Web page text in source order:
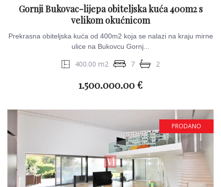
Gornji Bukovac-lijepa obiteljska kuća 400m2 s
velikom okućnicom
Prekrasna obiteljska kuća od 400m2 koja se nalazi na kraju mirne
ulice na Bukovcu Gornj...
400.00 m2 7 2
1.500.000.00 €
PRODANO